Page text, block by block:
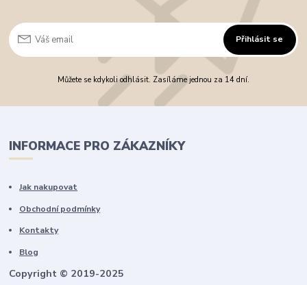
Přihlásit se
Můžete se kdykoli odhlásit. Zasíláme jednou za 14 dní.
INFORMACE PRO ZÁKAZNÍKY
Jak nakupovat
Obchodní podmínky
Kontakty
Blog
Copyright © 2019-2025